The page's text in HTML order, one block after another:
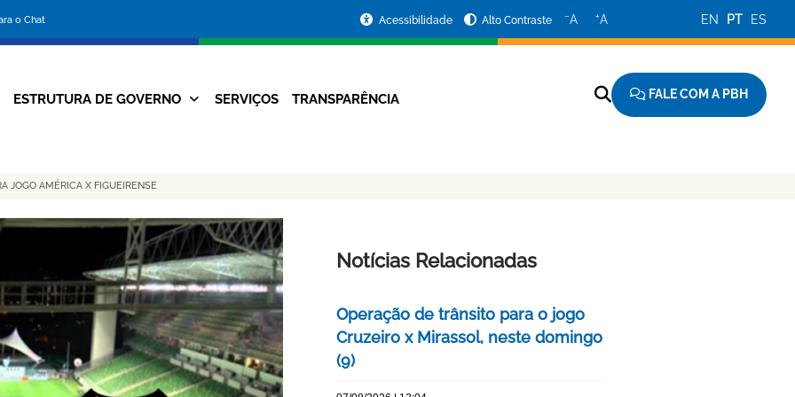
o Chat
da
Prefeitura
Acessibilidade Alto Contraste −A +A EN PT ES
Navegação
ESTRUTURA DE GOVERNO SERVIÇOS TRANSPARÊNCIA FALE COM A PBH
JOGO AMÉRICA X FIGUEIRENSE
Notícias Relacionadas
Operação de trânsito para o jogo
Cruzeiro x Mirassol, neste domingo
(9)